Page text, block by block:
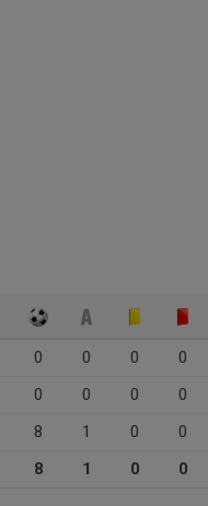
0 0 0 0
0 0 0 0
8 1 0 0
8 1 0 0